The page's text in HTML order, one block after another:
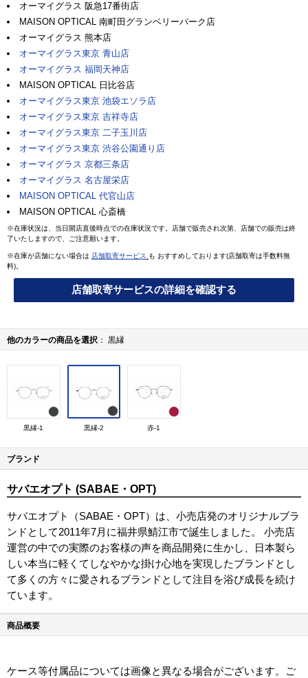
オーマイグラス 阪急17番街店
MAISON OPTICAL 南町田グランベリーパーク店
オーマイグラス 熊本店
オーマイグラス東京 青山店
オーマイグラス 福岡天神店
MAISON OPTICAL 日比谷店
オーマイグラス東京 池袋エソラ店
オーマイグラス東京 吉祥寺店
オーマイグラス東京 二子玉川店
オーマイグラス東京 渋谷公園通り店
オーマイグラス 京都三条店
オーマイグラス 名古屋栄店
MAISON OPTICAL 代官山店
MAISON OPTICAL 心斎橋
※在庫状況は、当日開店直後時点での在庫状況です。店舗で販売され次第、店舗での販売は終
了いたしますので、ご注意願います。
※在庫が店舗にない場合は 店舗取寄サービス
も おすすめしております(店舗取寄は手数料無
料)。
店舗取寄サービスの詳細を確認する
他のカラーの商品を選択 黒縁
黒縁-1 黒縁-2 赤-1
ブランド
サバエオプト (SABAE・OPT)
サバエオプト（SABAE・OPT）は、小売店発のオリジナルブラ
ンドとして2011年7月に福井県鯖江市で誕生しました。 小売店
運営の中での実際のお客様の声を商品開発に生かし、日本製ら
しい本当に軽くてしなやかな掛け心地を実現したブランドとし
て多くの方々に愛されるブランドとして注目を浴び成長を続け
ています。
商品概要
ケース等付属品については画像と異なる場合がございます。ご